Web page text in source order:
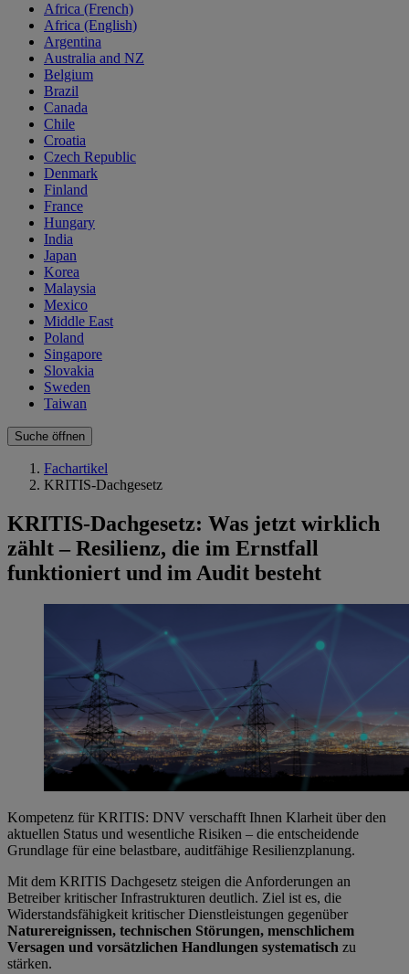
Africa (French)
Africa (English)
Argentina
Australia and NZ
Belgium
Brazil
Canada
Chile
Croatia
Czech Republic
Denmark
Finland
France
Hungary
India
Japan
Korea
Malaysia
Mexico
Middle East
Poland
Singapore
Slovakia
Sweden
Taiwan
Suche öffnen
Fachartikel
KRITIS-Dachgesetz
KRITIS-Dachgesetz: Was jetzt wirklich
zählt – Resilienz, die im Ernstfall
funktioniert und im Audit besteht
Kompetenz für KRITIS: DNV verschafft Ihnen Klarheit über den
aktuellen Status und wesentliche Risiken – die entscheidende
Grundlage für eine belastbare, auditfähige Resilienzplanung.
Mit dem KRITIS Dachgesetz steigen die Anforderungen an
Betreiber kritischer Infrastrukturen deutlich. Ziel ist es, die
Widerstandsfähigkeit kritischer Dienstleistungen gegenüber
Naturereignissen, technischen Störungen, menschlichem
Versagen und vorsätzlichen Handlungen systematisch zu
stärken.